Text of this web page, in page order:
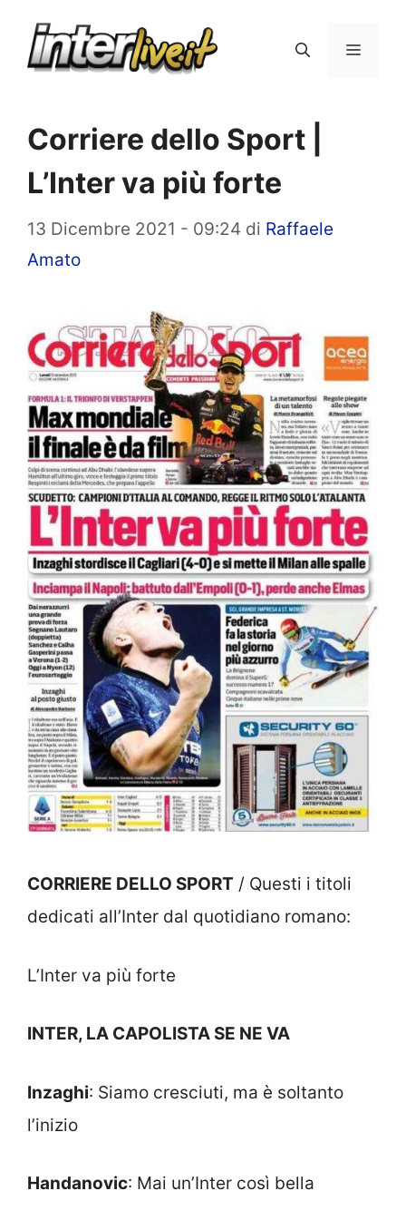
Menu
Corriere dello Sport |
L’Inter va più forte
13 Dicembre 2021 - 09:24 di Raffaele
Amato
CORRIERE DELLO SPORT / Questi i titoli
dedicati all’Inter dal quotidiano romano:
L’Inter va più forte
INTER, LA CAPOLISTA SE NE VA
Inzaghi: Siamo cresciuti, ma è soltanto
l’inizio
Handanovic: Mai un’Inter così bella